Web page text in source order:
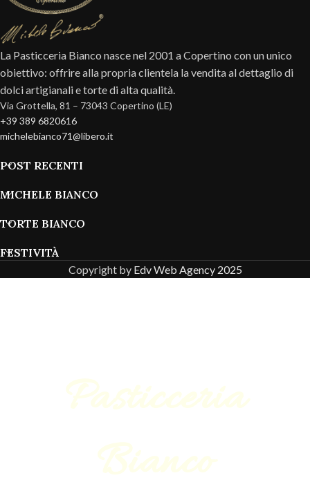
La Pasticceria Bianco nasce nel 2001 a Copertino con un unico
obiettivo: offrire alla propria clientela la vendita al dettaglio di
dolci artigianali e torte di alta qualità.
Via Grottella, 81 – 73043 Copertino (LE)
+39 389 6820616
michelebianco71@libero.it
POST RECENTI
MICHELE BIANCO
TORTE BIANCO
FESTIVITÀ
Copyright by Edv Web Agency 2025